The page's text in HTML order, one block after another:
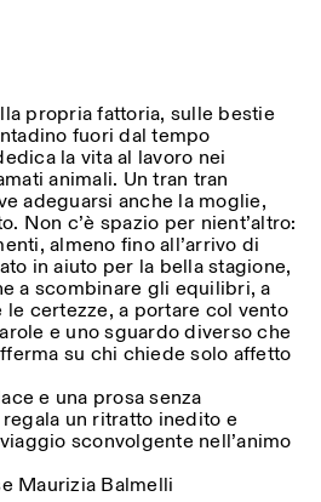
Sede di Milano
Via Vecchio Politecnico 3
+39 02 76 01 61 18
milano@istitutosvizzero.it
I’ll miss you when I scroll
away
propria fattoria, sulle bestie
fuori dal tempo
la vita al lavoro nei
animali. Un tran tran
adeguarsi anche la moglie,
Non c’è spazio per nient’altro:
almeno fino all’arrivo di
in aiuto per la bella stagione,
a scombinare gli equilibri, a
certezze, a portare col vento
e uno sguardo diverso che
su chi chiede solo affetto
e una prosa senza
un ritratto inedito e
sconvolgente nell’animo
Maurizia Balmelli